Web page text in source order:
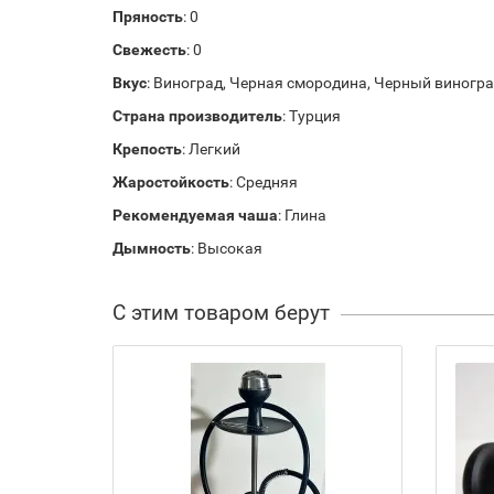
Пряность: 0
Свежесть: 0
Вкус: Виноград, Черная смородина, Черный
Страна производитель: Турция
Крепость: Легкий
Жаростойкость: Средняя
Рекомендуемая чаша: Глина
Дымность: Высокая
С этим товаром берут